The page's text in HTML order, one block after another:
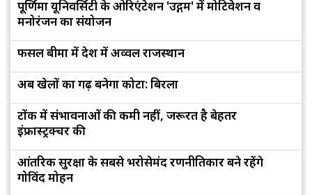
पूर्णिमा यूनिवर्सिटी के ओरिएंटेशन 'उद्गम' में मोटिवेशन व
मनोरंजन का संयोजन
फसल बीमा में देश में अव्वल राजस्थान
अब खेलों का गढ़ बनेगा कोटा: बिरला
टोंक में संभावनाओं की कमी नहीं, जरूरत है बेहतर
इंफ्रास्ट्रक्चर की
आंतरिक सुरक्षा के सबसे भरोसेमंद रणनीतिकार बने रहेंगे
गोविंद मोहन